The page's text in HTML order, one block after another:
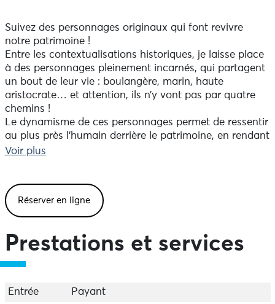
Suivez des personnages originaux qui font revivre
notre patrimoine !
Entre les contextualisations historiques, je laisse place
à des personnages pleinement incarnés, qui partagent
un bout de leur vie : boulangère, marin, haute
aristocrate… et attention, ils n’y vont pas par quatre
chemins !
Le dynamisme de ces personnages permet de ressentir
au plus près l’humain derrière le patrimoine, en rendant
chaque lieu vivant et accessible.
garantissant un contenu historiquement fiable.
VISITE THÉÂTRALISÉE - “LA MER : ENTRE MYTHES ET
Fouesnant est devenue avec le temps une cité
qui en parlent le mieux...
Voir plus
Réserver en ligne
Prestations et services
Entrée
Payant